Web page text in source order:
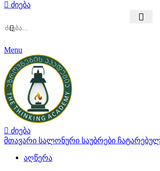
ძიება
Menu
ძიება
მთავარი სალონური საუბრები
აღწერა